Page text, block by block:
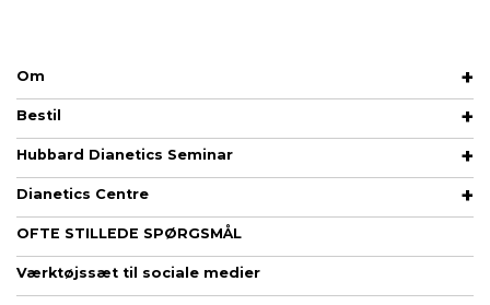
Om
Bestil
Hubbard Dianetics Seminar
Dianetics Centre
OFTE STILLEDE SPØRGSMÅL
Værktøjssæt til sociale medier